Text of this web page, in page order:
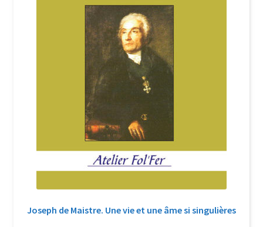
Joseph de Maistre. Une vie et une âme si singulières